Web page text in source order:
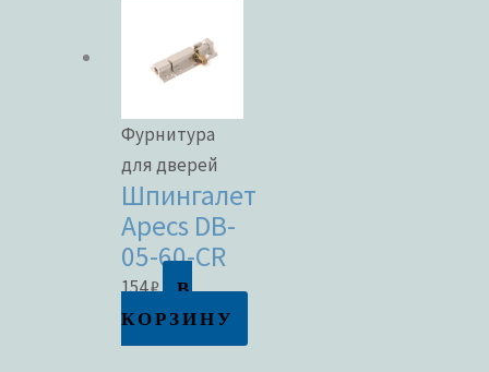
Фурнитура
для дверей
Шпингалет
Apecs DB-
05-60-CR
154₽
В
КОРЗИНУ